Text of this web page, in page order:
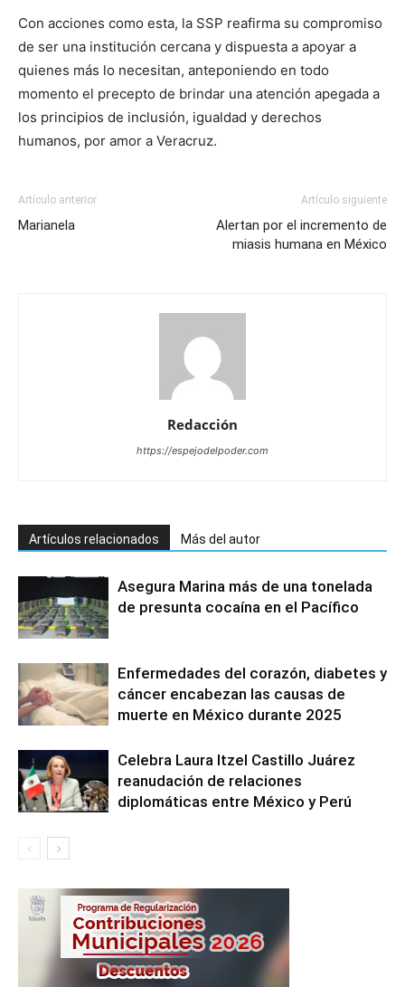
Con acciones como esta, la SSP reafirma su compromiso
de ser una institución cercana y dispuesta a apoyar a
quienes más lo necesitan, anteponiendo en todo
momento el precepto de brindar una atención apegada a
los principios de inclusión, igualdad y derechos
humanos, por amor a Veracruz.
Artículo anterior
Marianela
Artículo siguiente
Alertan por el incremento de
miasis humana en México
Redacción
https://espejodelpoder.com
Artículos relacionados Más del autor
Asegura Marina más de una tonelada
de presunta cocaína en el Pacífico
Enfermedades del corazón, diabetes y
cáncer encabezan las causas de
muerte en México durante 2025
Celebra Laura Itzel Castillo Juárez
reanudación de relaciones
diplomáticas entre México y Perú